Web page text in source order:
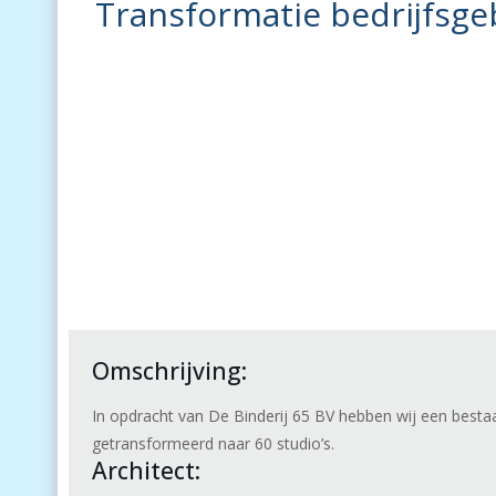
Transformatie
Omschrijving:
In opdracht van De Binderij 65 BV hebben wij een
getransformeerd naar 60 studio’s.
Architect: